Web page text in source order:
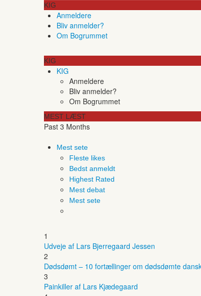
KIG
Anmeldere
Bliv anmelder?
Om Bogrummet
KIG
KIG
Anmeldere
Bliv anmelder?
Om Bogrummet
MEST LÆST
Past 3 Months
Mest sete
Fleste likes
Bedst anmeldt
Highest Rated
Mest debat
Mest sete
1
Udveje af Lars Bjerregaard Jessen
2
Dødsdømt – 10 fortællinger om dødsdømte
3
Painkiller af Lars Kjædegaard